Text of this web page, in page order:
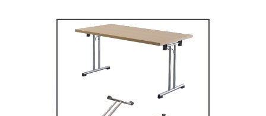
Tables Multifonctions
MOBILIER SCOLAIRE